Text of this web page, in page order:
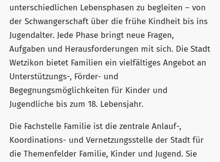
unterschiedlichen Lebensphasen zu begleiten – von
der Schwangerschaft über die frühe Kindheit bis ins
Jugendalter. Jede Phase bringt neue Fragen,
Aufgaben und Herausforderungen mit sich. Die Stadt
Wetzikon bietet Familien ein vielfältiges Angebot an
Unterstützungs-, Förder- und
Begegnungsmöglichkeiten für Kinder und
Jugendliche bis zum 18. Lebensjahr.
Die Fachstelle Familie ist die zentrale Anlauf-,
Koordinations- und Vernetzungsstelle der Stadt für
die Themenfelder Familie, Kinder und Jugend. Sie